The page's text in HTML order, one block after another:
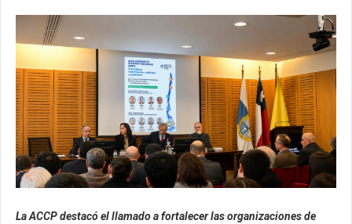
La ACCP destacó el llamado a fortalecer las organizaciones de